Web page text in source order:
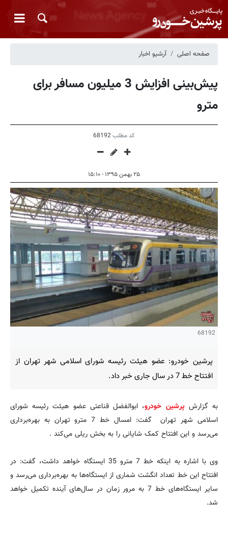
صفحه اصلی آرشیو اخبار
پیش‌بینی افزایش 3 میلیون مسافر برای
مترو
کد مطلب68192
۲۵ بهمن ۱۳۹۵ - ۱۵:۱۰
68192
پرشین خودرو: عضو هیئت رئیسه شورای اسلامی شهر تهران از
افتتاح خط 7 در سال جاری خبر داد.
به گزارش پرشین خودرو، ابوالفضل قناعتی عضو هیئت رئیسه شورای
اسلامی شهر تهران گفت: امسال خط 7 مترو تهران به بهره‌برداری
می‌رسد و این افتتاح کمک شایانی را به بخش ریلی می‌کند .
وی با اشاره به اینکه خط 7 مترو 35 ایستگاه خواهد داشت، گفت: در
افتتاح این خط تعداد انگشت شماری از ایستگاه‌ها به بهره‌برداری می‌رسد و
سایر ایستگاه‌های خط 7 به مرور زمان در سال‌های ‌آینده تکمیل خواهد
شد.